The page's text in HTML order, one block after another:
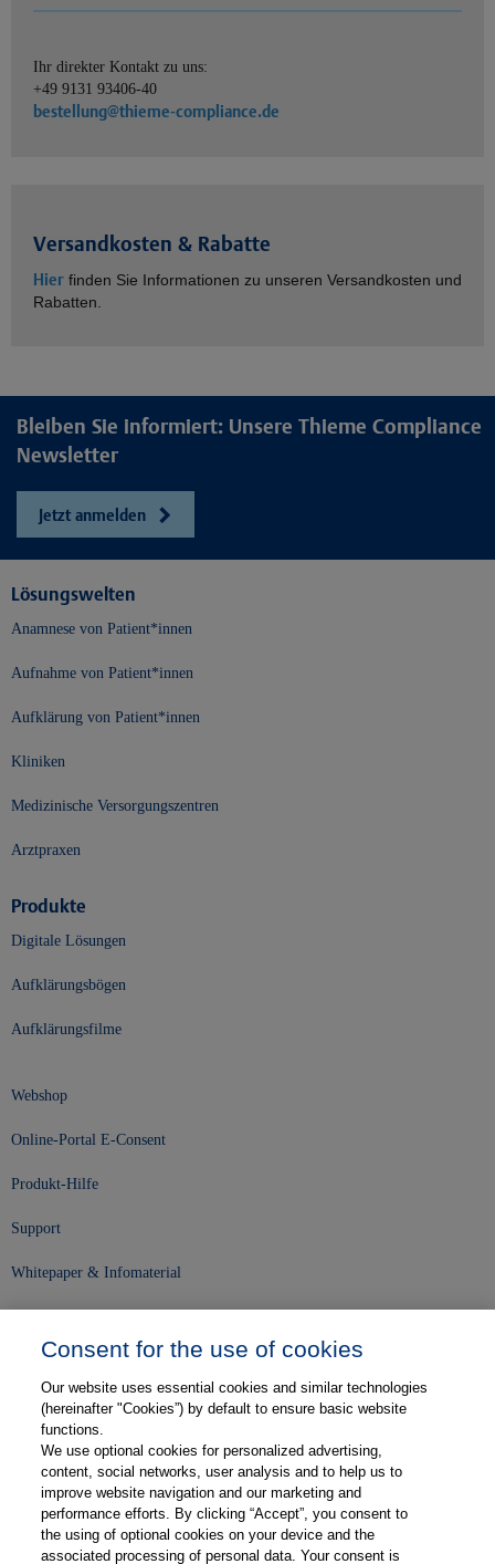
Ihr direkter Kontakt zu uns:
+49 9131 93406-40
bestellung@thieme-compliance.de
Versandkosten & Rabatte
Hier finden Sie Informationen zu unseren Versandkosten und
Rabatten.
Bleiben Sie informiert: Unsere Thieme Compliance
Newsletter
Jetzt anmelden
Lösungswelten
Anamnese von Patient*innen
Aufnahme von Patient*innen
Aufklärung von Patient*innen
Kliniken
Medizinische Versorgungszentren
Arztpraxen
Produkte
Digitale Lösungen
Aufklärungsbögen
Aufklärungsfilme
Webshop
Online-Portal E-Consent
Produkt-Hilfe
Support
Whitepaper & Infomaterial
Karriere
Kontakt
Web-Semniare
Anwenderberichte
Consent for the use of cookies
Our website uses essential cookies and similar technologies
(hereinafter "Cookies”) by default to ensure basic website
functions.
We use optional cookies for personalized advertising,
content, social networks, user analysis and to help us to
improve website navigation and our marketing and
performance efforts. By clicking “Accept”, you consent to
the using of optional cookies on your device and the
associated processing of personal data. Your consent is